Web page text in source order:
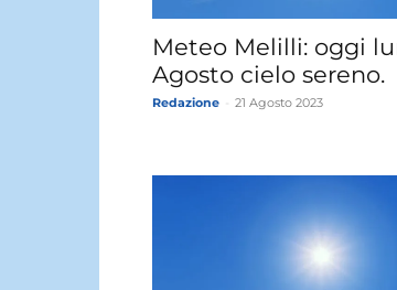
Meteo Melilli: oggi
Agosto cielo sereno.
Redazione 21 Agosto 2023